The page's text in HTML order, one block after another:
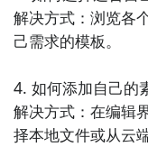
和个性。此外，它
您的照片更加生动有
6. 《图像美化大师
工具和滤镜效果，
引力。不仅可以调
解决方式：浏览各
己需求的模板。
4. 如何添加自己的
解决方式：在编辑
择本地文件或从云